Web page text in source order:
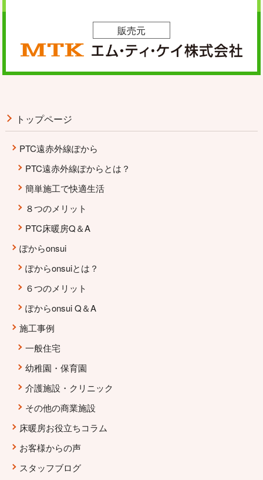
販売元
トップページ
PTC遠赤外線ぽから
PTC遠赤外線ぽからとは？
簡単施工で快適生活
８つのメリット
PTC床暖房Q＆A
ぽからonsui
ぽからonsuiとは？
６つのメリット
ぽからonsui Q＆A
施工事例
一般住宅
幼稚園・保育園
介護施設・クリニック
その他の商業施設
床暖房お役立ちコラム
お客様からの声
スタッフブログ